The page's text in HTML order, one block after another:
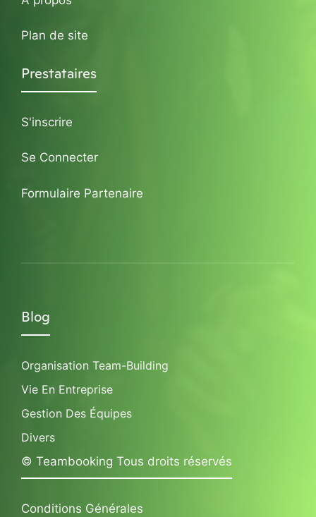
Plan de site
Prestataires
S'inscrire
Se Connecter
Formulaire Partenaire
Blog
Organisation Team-Building
Vie En Entreprise
Gestion Des Équipes
Divers
© Teambooking Tous droits réservés
Conditions Générales